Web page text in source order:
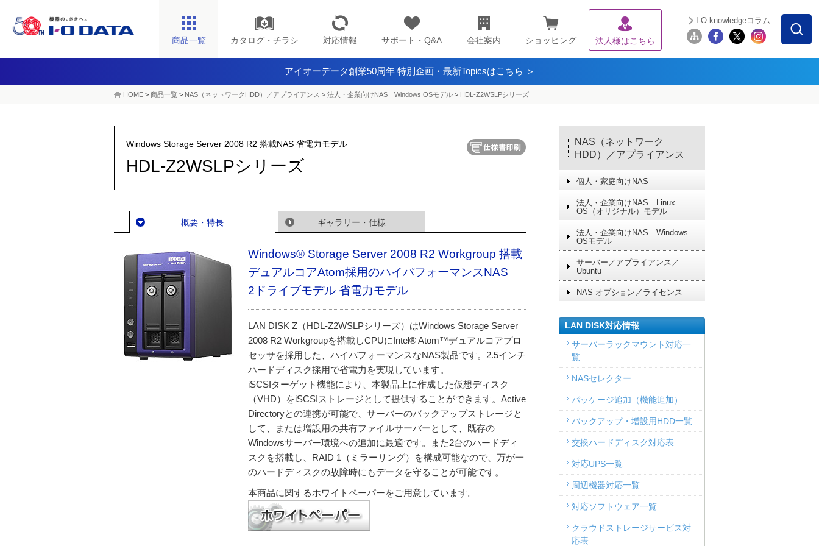
商品一覧 カタログ・チラシ 対応情報 サポート・Q&A 会社案内 ショッピング 法人様はこちら
I-O knowledgeコラム
アイオーデータ創業50周年 特別企画・最新Topicsはこちら ＞
HOME > 商品一覧 > NAS（ネットワークHDD）／アプライアンス​ > 法人・企業向けNAS Windows OSモデル > HDL-Z2WSLPシリーズ
Windows Storage Server 2008 R2 搭載NAS 省電力モデル
HDL-Z2WSLPシリーズ
概要・特長 ギャラリー・仕様
Windows® Storage Server 2008 R2 Workgroup 搭載
デュアルコアAtom採用のハイパフォーマンスNAS
2ドライブモデル 省電力モデル
LAN DISK Z（HDL-Z2WSLPシリーズ）はWindows Storage Server
2008 R2 Workgroupを搭載しCPUにIntel® Atom™デュアルコアプロ
セッサを採用した、ハイパフォーマンスなNAS製品です。2.5インチ
ハードディスク採用で省電力を実現しています。
iSCSIターゲット機能により、本製品上に作成した仮想ディスク
（VHD）をiSCSIストレージとして提供することができます。Active
Directoryとの連携が可能で、サーバーのバックアップストレージと
して、または増設用の共有ファイルサーバーとして、既存の
Windowsサーバー環境への追加に最適です。また2台のハードディ
スクを搭載し、RAID 1（ミラーリング）を構成可能なので、万が一
のハードディスクの故障時にもデータを守ることが可能です。
本商品に関するホワイトペーパーをご用意しています。
NAS（ネットワーク
HDD）／アプライアンス
個人・家庭向けNAS
法人・企業向けNAS Linux
OS（オリジナル）モデル
法人・企業向けNAS Windows
OSモデル
サーバー／アプライアンス／
Ubuntu
NAS オプション／ライセンス
LAN DISK対応情報
サーバーラックマウント対応一
覧
NASセレクター
パッケージ追加（機能追加）
バックアップ・増設用HDD一覧
交換ハードディスク対応表
対応UPS一覧
周辺機器対応一覧
対応ソフトウェア一覧
クラウドストレージサービス対
応表